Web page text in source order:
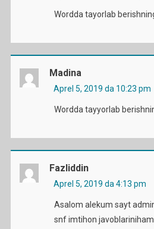
Wordda tayorlab
Madina
Aprel 5, 2019 da 10:23 pm
Wordda tayyorlab
Fazliddin
Aprel 5, 2019 da 4:13 pm
Asalom alekum sayt
snf imtihon